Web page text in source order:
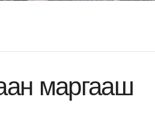
маргааш